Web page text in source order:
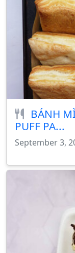
BÁNH
PUFF PA...
September 3,